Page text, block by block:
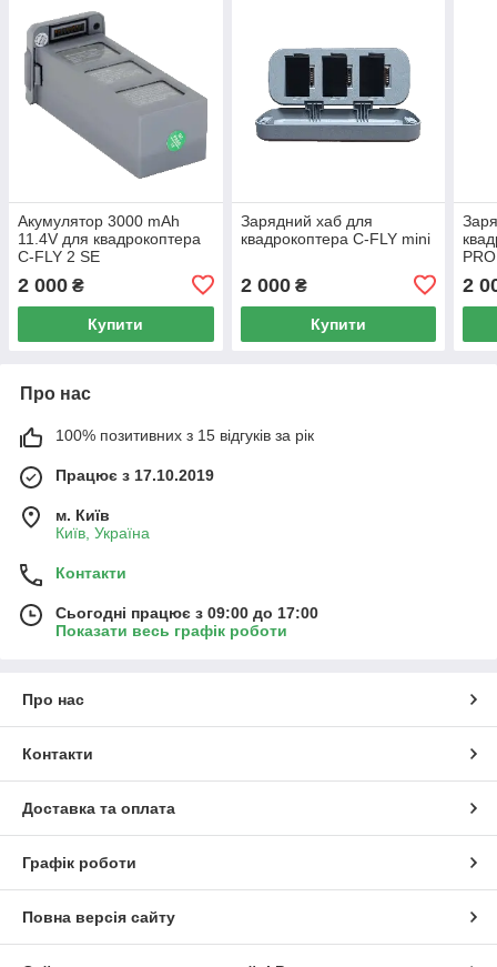
Акумулятор 3000 mAh
11.4V для квадрокоптера
C-FLY 2 SE
2 000 ₴
Купити
Зарядний хаб для
квадрокоптера C-FLY mini
2 000₴
Купити
PRO
2
Про нас
100% позитивних з 15 відгуків за рік
Працює з 17.10.2019
м. Київ
Київ, Україна
Контакти
Сьогодні працює з 09:00 до 17:00
Показати весь графік роботи
Про нас
Контакти
Доставка та оплата
Графік роботи
Повна версія сайту